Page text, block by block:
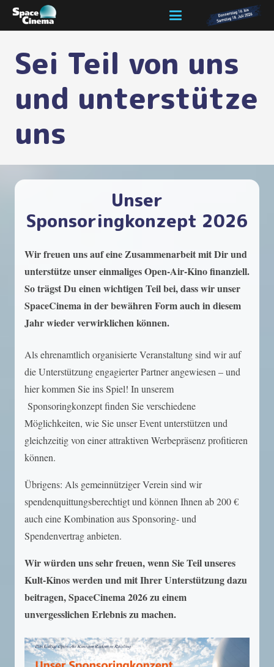
Sei Teil von uns
und unterstütze
uns
Unser
Sponsoringkonzept 2026
Wir freuen uns auf eine Zusammenarbeit mit Dir und
unterstütze unser einmaliges Open-Air-Kino finanziell.
So trägst Du einen wichtigen Teil bei, dass wir unser
SpaceCinema in der bewähren Form auch in diesem
Jahr wieder verwirklichen können.
Als ehrenamtlich organisierte Veranstaltung sind wir auf
die Unterstützung engagierter Partner angewiesen – und
hier kommen Sie ins Spiel! In unserem
Sponsoringkonzept finden Sie verschiedene
Möglichkeiten, wie Sie unser Event unterstützen und
gleichzeitig von einer attraktiven Werbepräsenz profitieren
können.
Übrigens: Als gemeinnütziger Verein sind wir
spendenquittungsberechtigt und können Ihnen ab 200 €
auch eine Kombination aus Sponsoring- und
Spendenvertrag anbieten.
Wir würden uns sehr freuen, wenn Sie Teil unseres
Kult-Kinos werden und mit Ihrer Unterstützung dazu
beitragen, SpaceCinema 2026 zu einem
unvergesslichen Erlebnis zu machen.